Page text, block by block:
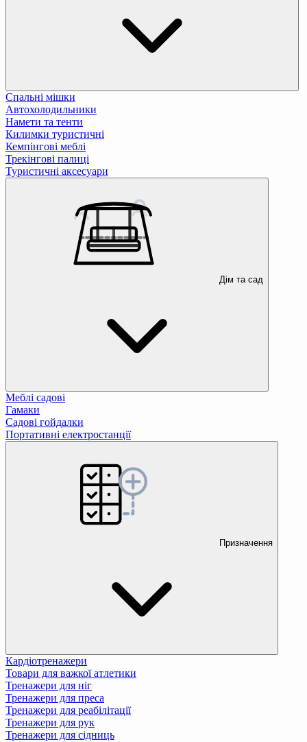
Спальні мішки
Автохолодильники
Намети та тенти
Килимки туристичні
Кемпінгові меблі
Трекінгові палиці
Туристичні аксесуари
Дім та сад
Меблі садові
Гамаки
Садові гойдалки
Портативні електростанції
Призначення
Кардіотренажери
Товари для важкої атлетики
Тренажери для ніг
Тренажери для преса
Тренажери для реабілітації
Тренажери для рук
Тренажери для сідниць